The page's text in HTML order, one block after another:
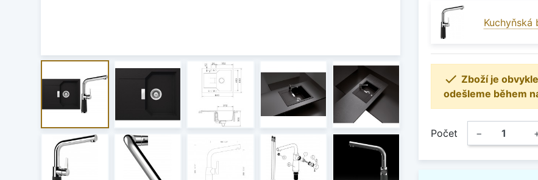
Kuchyňská
 Zboží je
odešleme během
Počet −